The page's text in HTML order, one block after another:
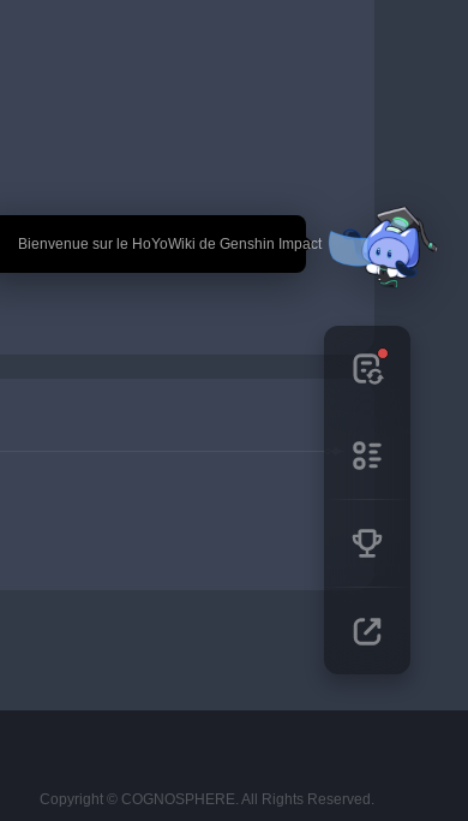
🎉 Bienvenue sur le HoYoWiki de Genshin Impact
Copyright © COGNOSPHERE. All Rights Reserved.